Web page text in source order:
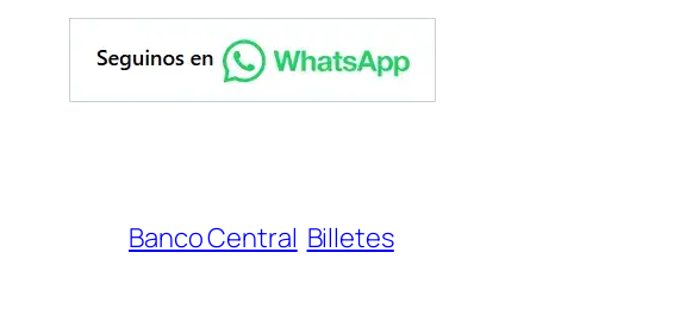
Banco Central Billetes